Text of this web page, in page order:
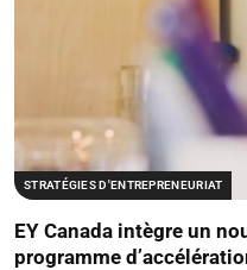
STRATÉGIES D'ENTREPRENEURIAT
EY Canada intègre un
programme